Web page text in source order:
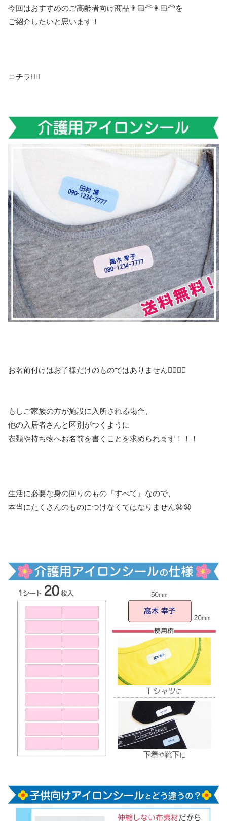
今回はおすすめのご高齢者向け商品👨🏻‍🦳👩🏻‍🦳を
ご紹介したいと思います！
コチラ💁‍♀️
お名前付けはお子様だけのものではありません🖐🏻🖐🏻
もしご家族の方が施設に入所される場合、
他の入居者さんと区別がつくように
衣類や持ち物へお名前を書くことを求められます！！！
生活に必要な身の回りのもの『すべて』なので、
本当にたくさんのものにつけなくてはなりません😫😫